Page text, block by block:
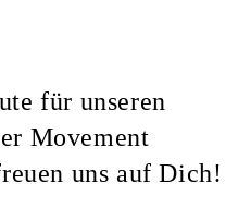
für unseren
Movement
uns auf Dich!